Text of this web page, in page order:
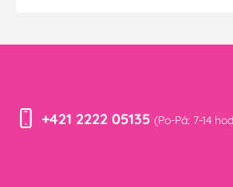
+421 2222 05135 (Po-Pá: 7-14